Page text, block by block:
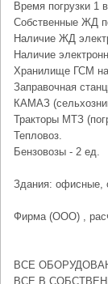
Время погрузки 1
Собственные ЖД
Наличие ЖД
Наличие
Хранилище ГСМ на
Заправочная
КАМАЗ
Тракторы МТЗ
Тепловоз.
Бензовозы - 2 ед.
Здания: офисные,
Фирма (ООО) ,
ВСЕ
ВСЕ В